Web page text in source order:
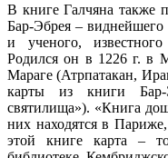
В книге Галчяна также
Бар-Эбрея – виднейшего
и ученого,
Родился он в 1226 г. в
Мараге (Атрпатакан,
карты из книги
святилища»). «Книга
них находятся в
этой книге карта –